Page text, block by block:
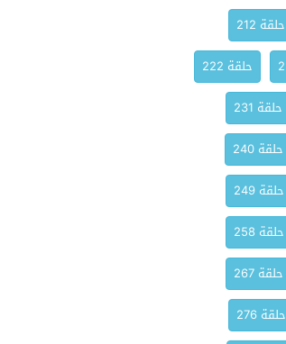
حلقة 212
حلقة 222
حلقة 231
حلقة 240
حلقة 249
حلقة 258
حلقة 267
حلقة 276